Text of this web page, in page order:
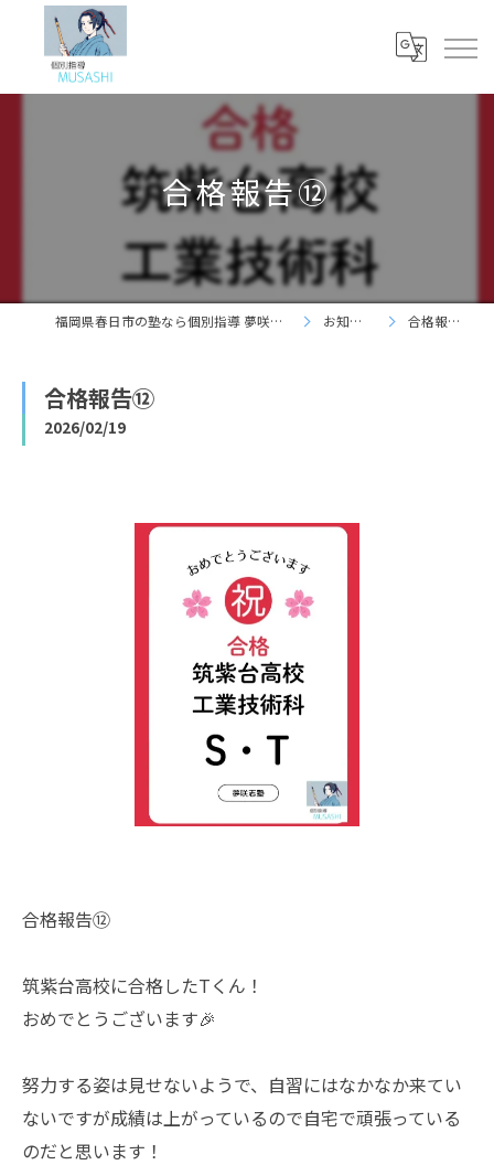
合格報告⑫
福岡県春日市の塾なら個別指導 夢咲志塾 お知らせ 合格報告⑫
合格報告⑫
2026/02/19
合格報告⑫
筑紫台高校に合格したTくん！
おめでとうございます🎉
努力する姿は見せないようで、自習にはなかなか来てい
ないですが成績は上がっているので自宅で頑張っている
のだと思います！